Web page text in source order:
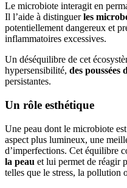
Le microbiote interagit en
Il l’aide à distinguerles
potentiellement dangereux et
inflammatoires excessives.
Un déséquilibre de cet
hypersensibilité, des poussées
persistantes.
Un rôle esthétique
Une peau dont le microbiote
aspect plus lumineux, une
d’imperfections. Cet équilibre
la peau et lui permet de réagir
telles que le stress, la pollution